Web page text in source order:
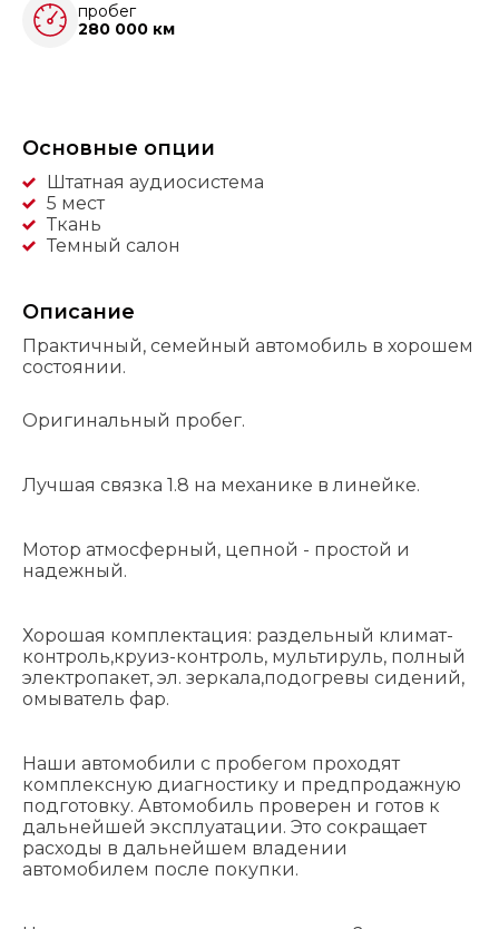
пробег
280 000 км
Основные опции
Штатная аудиосистема
5 мест
Ткань
Темный салон
Описание
Практичный, семейный автомобиль в хорошем
состоянии.
Оригинальный пробег.
Лучшая связка 1.8 на механике в линейке.
Мотор атмосферный, цепной - простой и
надежный.
Хорошая комплектация: раздельный климат-
контроль,круиз-контроль, мультируль, полный
электропакет, эл. зеркала,подогревы сидений,
омыватель фар.
Наши автомобили с пробегом проходят
комплексную диагностику и предпродажную
подготовку. Автомобиль проверен и готов к
дальнейшей эксплуатации. Это сокращает
расходы в дальнейшем владении
автомобилем после покупки.